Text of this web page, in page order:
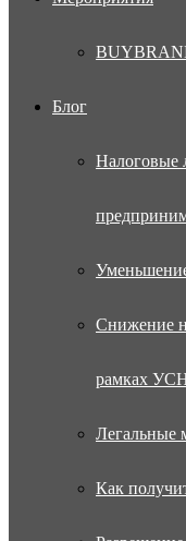
Блог
Налоговые
Снижение
рамках
Легальные
Как